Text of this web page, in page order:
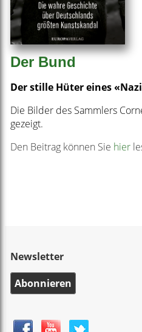
Der Bund
Der stille Hüter eines
Die Bilder des Sammlers
gezeigt.
Den Beitrag können Sie hier
Newsletter
Abonnieren